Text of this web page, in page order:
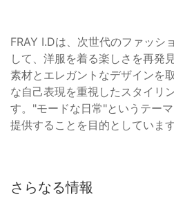
FRAY I.Dは、次世代のファッシ
して、洋服を着る楽しさを再発
素材とエレガントなデザインを
な自己表現を重視したスタイリ
す。"モードな日常"というテー
提供することを目的としています
さらなる情報